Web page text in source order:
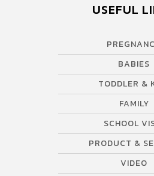
USEFUL
BABIES
TODDLER &
FAMILY
SCHOOL
PRODUCT &
VIDEO